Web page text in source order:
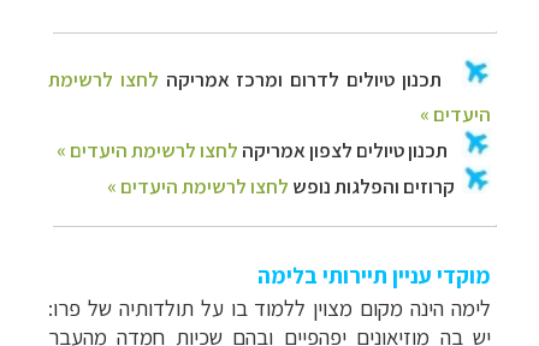
מוקדי עניין תיירותי בלימה
לימה הינה מקום מצוין ללמוד בו על תולדותיה של פרו:
יש בה מוזיאוניםיפהפיים ובהם שכיות חמדה מהעבר